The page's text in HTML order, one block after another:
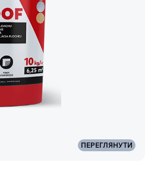
ПЕРЕГЛЯНУТИ